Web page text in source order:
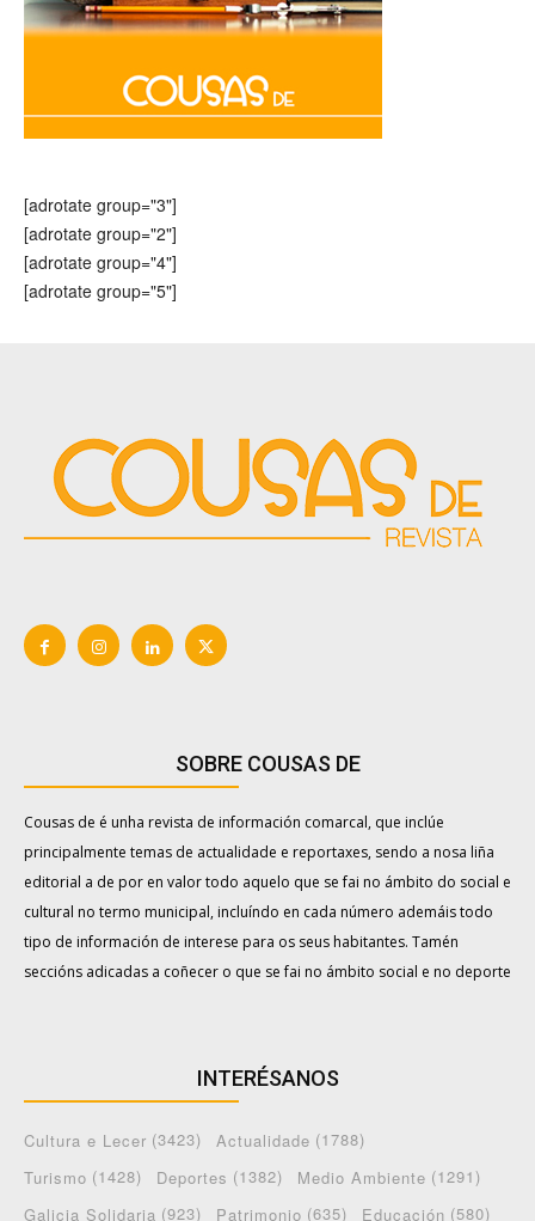
[adrotate group="3"]
[adrotate group="2"]
[adrotate group="4"]
[adrotate group="5"]
SOBRE COUSAS DE
Cousas de é unha revista de información comarcal, que inclúe
principalmente temas de actualidade e reportaxes, sendo a nosa liña
editorial a de por en valor todo aquelo que se fai no ámbito do social e
cultural no termo municipal, incluíndo en cada número ademáis todo
tipo de información de interese para os seus habitantes. Tamén
seccións adicadas a coñecer o que se fai no ámbito social e no deporte
INTERÉSANOS
Cultura e Lecer (3423) Actualidade (1788)
Turismo (1428) Deportes (1382) Medio Ambiente (1291)
Galicia Solidaria (923) Patrimonio (635) Educación (580)